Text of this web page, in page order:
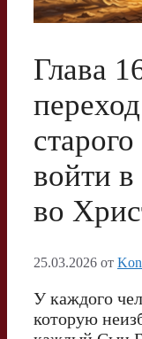
Глава
войти
во
25.03.2026 от
У каждого
которую